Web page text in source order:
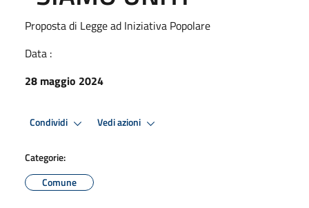
Proposta di Legge ad Iniziativa Popolare
Data :
28 maggio 2024
Condividi Vedi azioni
Categorie:
Comune